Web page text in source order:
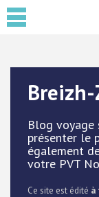
Blog voyage
présenter le
également
votre PVT
Ce site est édité à